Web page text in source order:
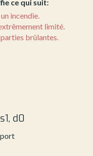
ce qui suit:
incendie.
limité.
brûlantes.
d0